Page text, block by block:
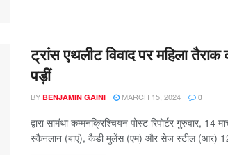
ट्रांस एथलीट विवाद पर महिला तैराक
पड़ीं
BY BENJAMIN GAINI MARCH 15, 2024 0
द्वारा सामंथा कम्मनक्रिश्चियन पोस्ट रिपोर्टर गुरुवार, 14
स्कैनलान (बाएं), कैडी मुलेंस (एम) और सेज स्टील (आर) 12